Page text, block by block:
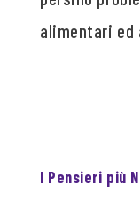
alimentari ed
I Pensieri più